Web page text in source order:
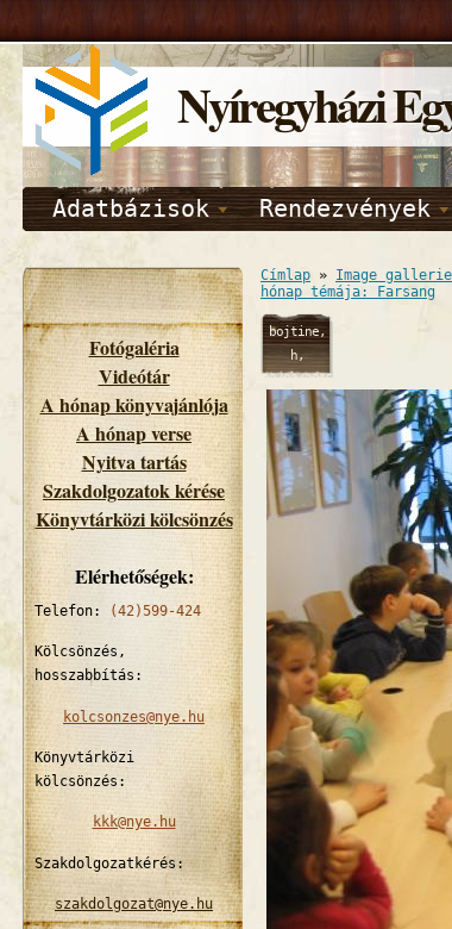
Nyíregyházi
Adatbázisok Rendezvények
Fotógaléria
Videótár
A hónap könyvajánlója
A hónap verse
Nyitva tartás
Szakdolgozatok kérése
Könyvtárközi kölcsönzés
Elérhetőségek:
Telefon: (42)599-424
Kölcsönzés,
hosszabbítás:
kolcsonzes@nye.hu
Könyvtárközi
kölcsönzés:
kkk@nye.hu
Szakdolgozatkérés:
szakdolgozat@nye.hu
Címlap » Image
hónap témája: Farsang
bojtine,
h,
03/02/2015
- 10:45